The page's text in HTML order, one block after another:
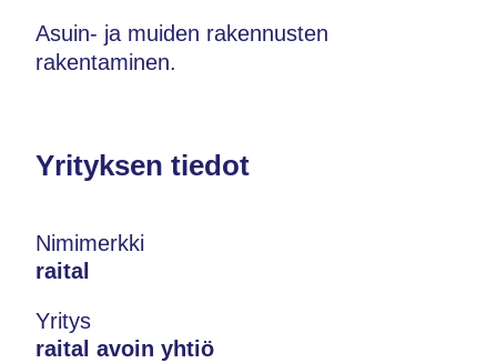
Asuin- ja muiden rakennusten
rakentaminen.
Yrityksen tiedot
Nimimerkki
raital
Yritys
raital avoin yhtiö